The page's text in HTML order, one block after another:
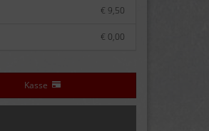
€ 9,50
€ 0,00
Kasse